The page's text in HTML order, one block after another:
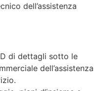
dell’assistenza
di dettagli sotto le
dell’assistenza